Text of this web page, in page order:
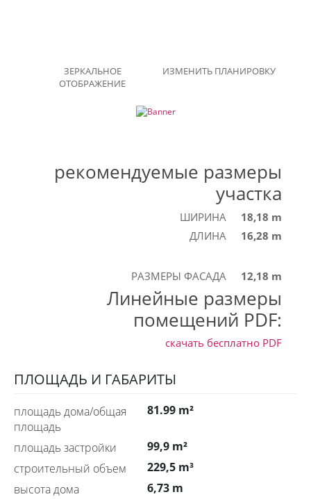
ЗЕРКАЛЬНОЕ
ОТОБРАЖЕНИЕ
ИЗМЕНИТЬ ПЛАНИРОВКУ
рекомендуемые размеры
участка
ШИРИНА
18,18 m
ДЛИНА
16,28 m
РАЗМЕРЫ ФАСАДА 12,18 m
Линейные размеры
помещений PDF:
скачать бесплатно PDF
ПЛОЩАДЬ И ГАБАРИТЫ
площадь дома/общая
площадь
81.99 m²
площадь застройки
99,9 m²
строительный объем
229,5 m³
высота дома
6,73 m